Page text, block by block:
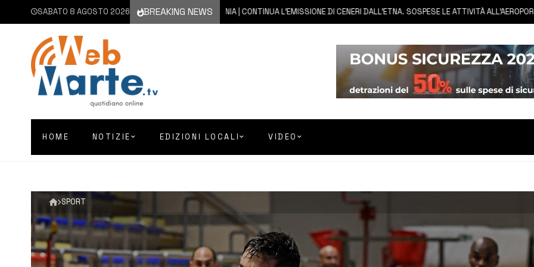
SABATO 8 AGOSTO 2026 BREAKING NEWS
8 AGOSTO 2026 CATANIA | CONTINUA L’EMISSIONE DI CENERI DALL’ETNA. SOSPESE LE ATTIVITÀ ALL’AEROPORTO DI
HOME NOTIZIE EDIZIONI LOCALI VIDEO
SPORT